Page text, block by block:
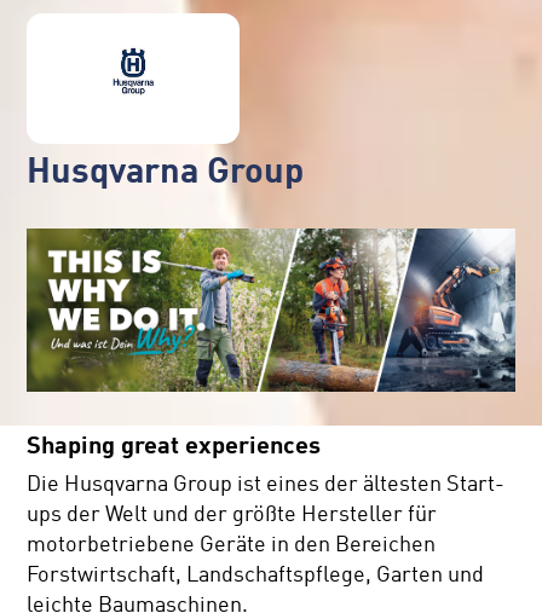
Husqvarna Group
Shaping great experiences
Die Husqvarna Group ist eines der ältesten Start-
ups der Welt und der größte Hersteller für
motorbetriebene Geräte in den Bereichen
Forstwirtschaft, Landschaftspflege, Garten und
leichte Baumaschinen.